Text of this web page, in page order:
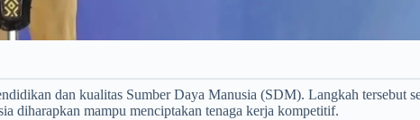
dan kualitas Sumber Daya Manusia (SDM). Langkah tersebut
diharapkan mampu menciptakan tenaga kerja kompetitif.